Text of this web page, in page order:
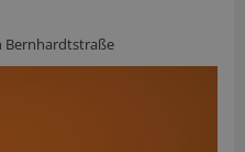
Bernhardtstraße